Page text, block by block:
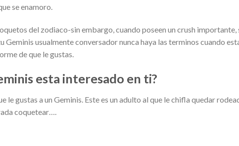
se enamoro.
del zodiaco-sin embargo, cuando poseen un crush importante,
Geminis usualmente conversador nunca haya las terminos cuando
de que le gustas.
esta interesado en ti?
le gustas a un Geminis. Este es un adulto al que le chifla quedar
coquetear….